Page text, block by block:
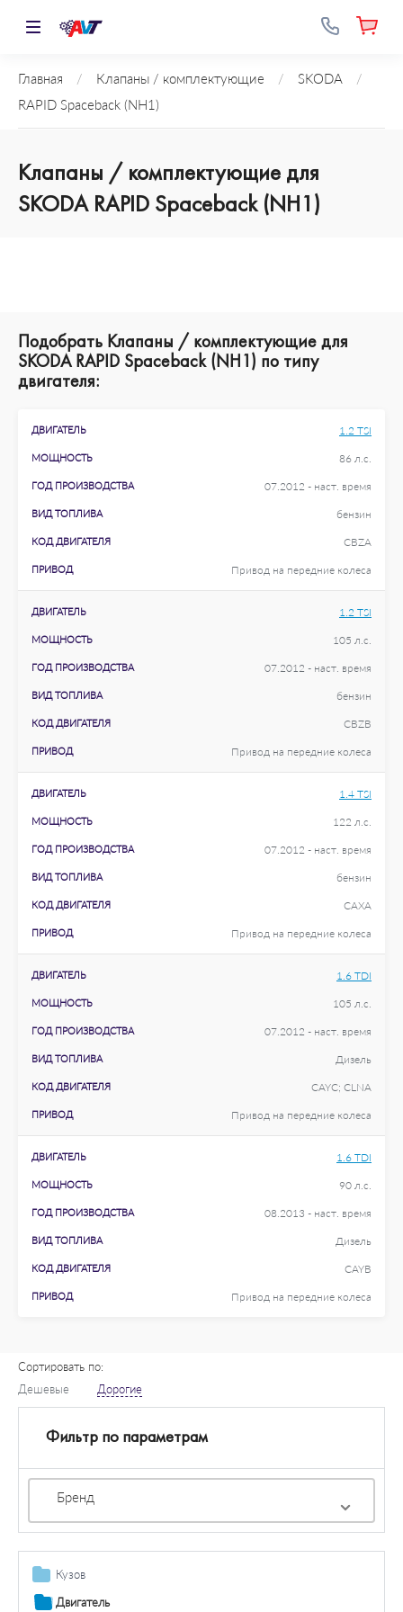
Главная / Клапаны / комплектующие / SKODA
/
RAPID Spaceback (NH1)
Клапаны / комплектующие для
SKODA RAPID Spaceback (NH1)
Подобрать Клапаны / комплектующие для
SKODA RAPID Spaceback (NH1) по типу
двигателя:
ДВИГАТЕЛЬ 1.2 TSI
МОЩНОСТЬ 86 л.с.
ГОД ПРОИЗВОДСТВА 07.2012 - наст. время
ВИД ТОПЛИВА бензин
КОД ДВИГАТЕЛЯ CBZA
ПРИВОД Привод на передние колеса
ДВИГАТЕЛЬ 1.2 TSI
МОЩНОСТЬ 105 л.с.
ГОД ПРОИЗВОДСТВА 07.2012 - наст. время
ВИД ТОПЛИВА бензин
КОД ДВИГАТЕЛЯ CBZB
ПРИВОД Привод на передние колеса
ДВИГАТЕЛЬ 1.4 TSI
МОЩНОСТЬ 122 л.с.
ГОД ПРОИЗВОДСТВА 07.2012 - наст. время
ВИД ТОПЛИВА бензин
КОД ДВИГАТЕЛЯ CAXA
ПРИВОД Привод на передние колеса
ДВИГАТЕЛЬ 1.6 TDI
МОЩНОСТЬ 105 л.с.
ГОД ПРОИЗВОДСТВА 07.2012 - наст. время
ВИД ТОПЛИВА Дизель
КОД ДВИГАТЕЛЯ CAYC; CLNA
ПРИВОД Привод на передние колеса
ДВИГАТЕЛЬ 1.6 TDI
МОЩНОСТЬ 90 л.с.
ГОД ПРОИЗВОДСТВА 08.2013 - наст. время
ВИД ТОПЛИВА Дизель
КОД ДВИГАТЕЛЯ CAYB
ПРИВОД Привод на передние колеса
Сортировать по:
Дешевые
Дорогие
Фильтр по параметрам
Бренд
Кузов
Дополнительная фара / комплектующие
Двигатель